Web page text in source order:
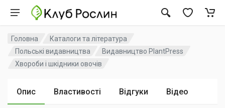
Головна
Каталоги та література
Польські видавництва
Видавництво PlantPress
Хвороби і шкідники овочів
Опис Властивості Відгуки Відео